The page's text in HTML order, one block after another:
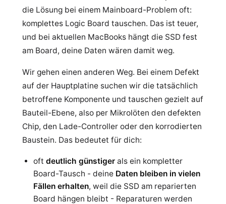
die Lösung bei einem Mainboard-Problem oft:
komplettes Logic Board tauschen. Das ist teuer,
und bei aktuellen MacBooks hängt die SSD fest
am Board, deine Daten wären damit weg.
Wir gehen einen anderen Weg. Bei einem Defekt
auf der Hauptplatine suchen wir die tatsächlich
betroffene Komponente und tauschen gezielt auf
Bauteil-Ebene, also per Mikrolöten den defekten
Chip, den Lade-Controller oder den korrodierten
Baustein. Das bedeutet für dich:
oft deutlich günstiger als ein kompletter
Board-Tausch - deine Daten bleiben in vielen
Fällen erhalten, weil die SSD am reparierten
Board hängen bleibt - Reparaturen werden